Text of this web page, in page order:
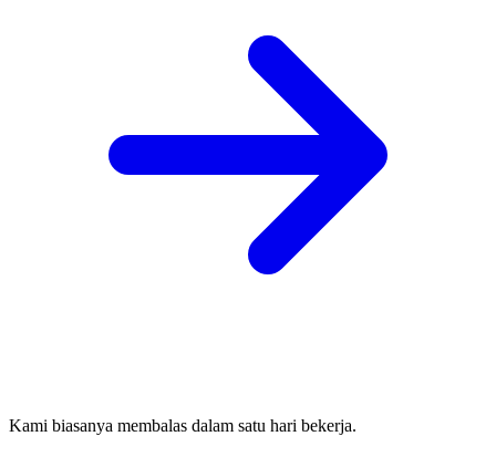
Kami biasanya membalas dalam satu hari bekerja.